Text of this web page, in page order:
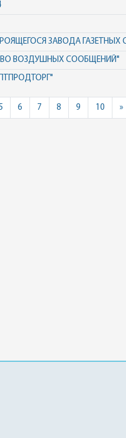
ЗАВОДА ГАЗЕТНЫХ
ВОЗДУШНЫХ СООБЩЕНИЙ"
6 7 8 9 10 »